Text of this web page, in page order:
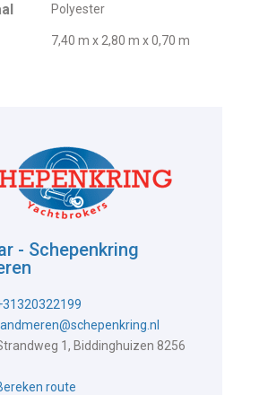
Polyester
7,40 m x 2,80 m x 0,70 m
- Schepenkring
1, Biddinghuizen 8256
route